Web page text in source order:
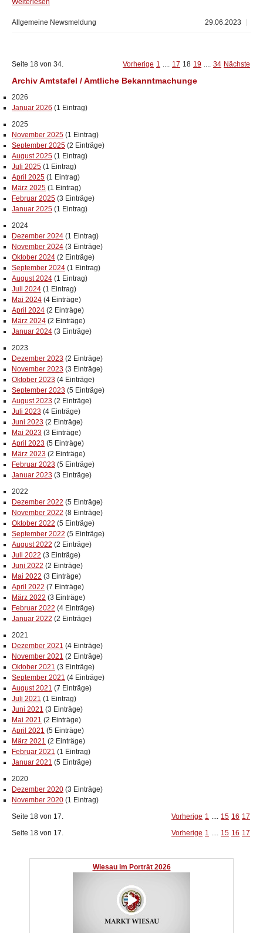
Weiterlesen
29.06.2023
Allgemeine Newsmeldung
Seite 18 von 34. Vorherige 1 .... 17 18 19 .... 34 Nächste
Archiv Amtstafel / Amtliche Bekanntmachunge
2026
Januar 2026 (1 Eintrag)
2025
November 2025 (1 Eintrag)
September 2025 (2 Einträge)
August 2025 (1 Eintrag)
Juli 2025 (1 Eintrag)
April 2025 (1 Eintrag)
März 2025 (1 Eintrag)
Februar 2025 (3 Einträge)
Januar 2025 (1 Eintrag)
2024
Dezember 2024 (1 Eintrag)
November 2024 (3 Einträge)
Oktober 2024 (2 Einträge)
September 2024 (1 Eintrag)
August 2024 (1 Eintrag)
Juli 2024 (1 Eintrag)
Mai 2024 (4 Einträge)
April 2024 (2 Einträge)
März 2024 (2 Einträge)
Januar 2024 (3 Einträge)
2023
Dezember 2023 (2 Einträge)
November 2023 (3 Einträge)
Oktober 2023 (4 Einträge)
September 2023 (5 Einträge)
August 2023 (2 Einträge)
Juli 2023 (4 Einträge)
Juni 2023 (2 Einträge)
Mai 2023 (3 Einträge)
April 2023 (5 Einträge)
März 2023 (2 Einträge)
Februar 2023 (5 Einträge)
Januar 2023 (3 Einträge)
2022
Dezember 2022 (5 Einträge)
November 2022 (8 Einträge)
Oktober 2022 (5 Einträge)
September 2022 (5 Einträge)
August 2022 (2 Einträge)
Juli 2022 (3 Einträge)
Juni 2022 (2 Einträge)
Mai 2022 (3 Einträge)
April 2022 (7 Einträge)
März 2022 (3 Einträge)
Februar 2022 (4 Einträge)
Januar 2022 (2 Einträge)
2021
Dezember 2021 (4 Einträge)
November 2021 (2 Einträge)
Oktober 2021 (3 Einträge)
September 2021 (4 Einträge)
August 2021 (7 Einträge)
Juli 2021 (1 Eintrag)
Juni 2021 (3 Einträge)
Mai 2021 (2 Einträge)
April 2021 (5 Einträge)
März 2021 (2 Einträge)
Februar 2021 (1 Eintrag)
Januar 2021 (5 Einträge)
2020
Dezember 2020 (3 Einträge)
November 2020 (1 Eintrag)
Seite 18 von 17.
Vorherige 1 .... 15 16 17
Seite 18 von 17.
Vorherige 1 .... 15 16 17
Wiesau im Porträt 2026